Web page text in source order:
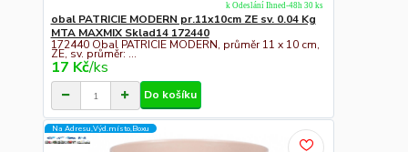
obal PATRICIE MODERN pr.11x10cm ZE sv. 0.04 Kg
MTA MAXMIX Sklad14 172440
172440 Obal PATRICIE MODERN, průměr 11 x 10 cm,
ZE, sv. průměr: ...
17 Kč/ks
k Odeslání Ihned-48h 30 ks
Do košíku
Na Adresu,Výd.místo,Boxu